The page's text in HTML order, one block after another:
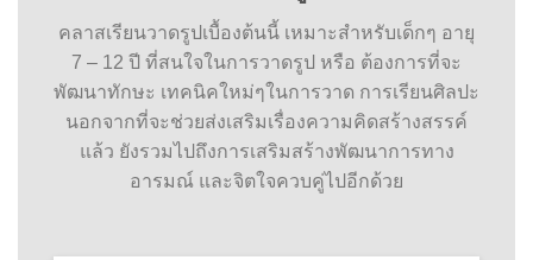
คลาสเรียนวาดรูปเบื้องต้นนี้ เหมาะสำหรับเด็กๆ อายุ
7 – 12 ปี ที่สนใจในการวาดรูป หรือ ต้องการที่จะ
พัฒนาทักษะ เทคนิคใหม่ๆในการวาด การเรียนศิลปะ
นอกจากที่จะช่วยส่งเสริมเรื่องความคิดสร้างสรรค์
แล้ว ยังรวมไปถึงการเสริมสร้างพัฒนาการทาง
อารมณ์ และจิตใจควบคู่ไปอีกด้วย